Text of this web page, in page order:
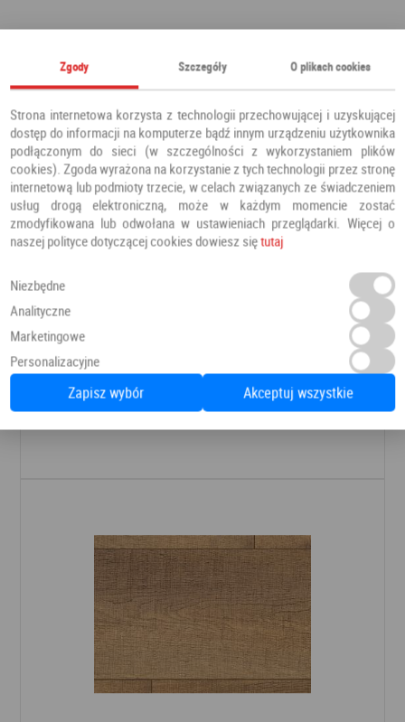
Polecamy również
Podłoga Dąb La Mancha
Panele / podłogi Egger
Zgody Szczegóły O plikach cookies
Strona internetowa korzysta z technologii przechowującej i uzyskującej
dostęp do informacji na komputerze bądź innym urządzeniu użytkownika
podłączonym do sieci (w szczególności z wykorzystaniem plików
cookies). Zgoda wyrażona na korzystanie z tych technologii przez stronę
internetową lub podmioty trzecie, w celach związanych ze świadczeniem
usług drogą elektroniczną, może w każdym momencie zostać
zmodyfikowana lub odwołana w ustawieniach przeglądarki. Więcej o
naszej polityce dotyczącej cookies dowiesz siętutaj
Niezbędne
Analityczne
Marketingowe
Personalizacyjne
Zapisz wybór Akceptuj wszystkie